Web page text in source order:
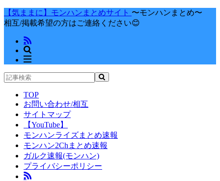
【気ままに】モンハンまとめサイト 〜モンハンまとめ〜
相互/掲載希望の方はご連絡ください😊
TOP
お問い合わせ/相互
サイトマップ
【YouTube】
モンハンライズまとめ速報
モンハン2Chまとめ速報
ガルク速報(モンハン)
プライバシーポリシー